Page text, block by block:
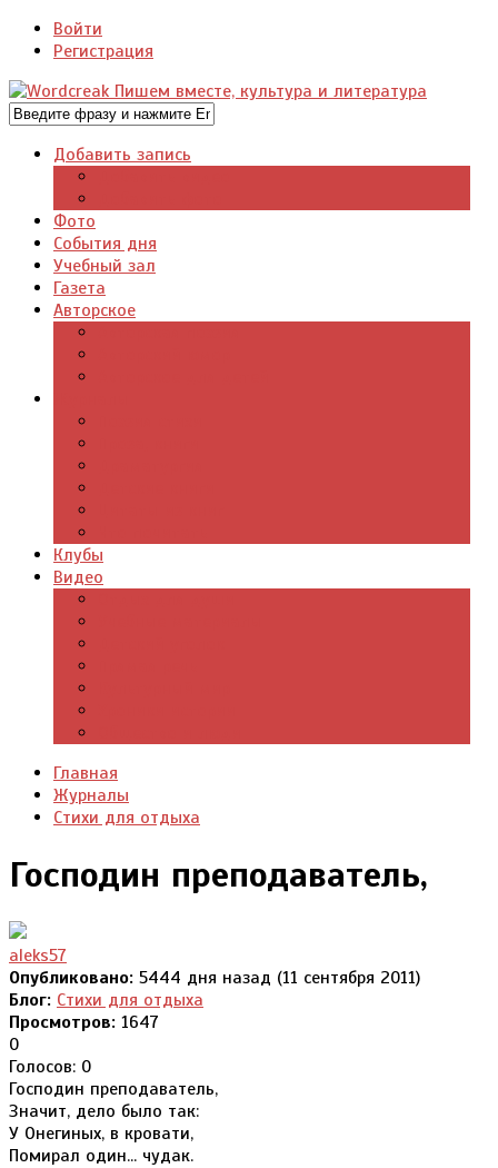
Войти
Регистрация
Добавить запись
Фото
События дня
Учебный зал
Газета
Авторское
Клубы
Видео
Главная
Журналы
Стихи для отдыха
Господин преподаватель,
aleks57
Опубликовано: 5444 дня назад (11 сентября 2011)
Блог: Стихи для отдыха
Просмотров: 1647
0
Голосов: 0
Господин преподаватель,
Значит, дело было так:
У Онегиных, в кровати,
Помирал один... чудак.